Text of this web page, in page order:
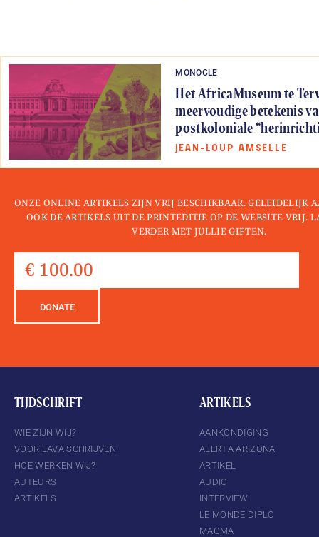
MONOCLE
Het AfricaMuseum te
meervoudige betekenis
postkoloniale
JEAN-LOUP AMSELLE
ONZE ONLINE ARTIKELS ZIJN VRIJ BESCHIKBAAR. GELEIDELIJK
OOK DE ARTIKELS UIT DE PRINTEDITIE OP DE WEBSITE VRIJ.
VERDER MET JULLIE GIFTEN.
DONATE
TIJDSCHRIFT
WIE ZIJN WIJ?
VOOR LAVA SCHRIJVEN
HOE WERKEN WIJ?
AUTEURS
ARTIKELS
ARTIKELS
AANKONDIGING
ALERTA ARIZONA
ARTIKEL
AUDIO
INTERVIEW
LE MONDE DIPLO
MAGMA